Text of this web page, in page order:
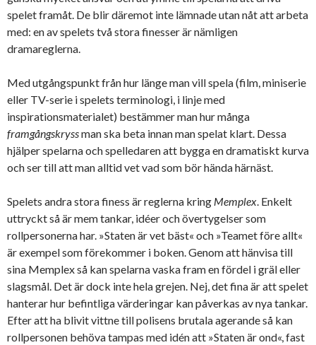
spelet framåt. De blir däremot inte lämnade utan nåt att arbeta
med: en av spelets två stora finesser är nämligen
dramareglerna.
Med utgångspunkt från hur länge man vill spela (film, miniserie
eller TV-serie i spelets terminologi, i linje med
inspirationsmaterialet) bestämmer man hur många
framgångskryssman ska beta innan man spelat klart. Dessa
hjälper spelarna och spelledaren att bygga en dramatiskt kurva
och ser till att man alltid vet vad som bör hända härnäst.
Spelets andra stora finess är reglerna kring Memplex. Enkelt
uttryckt så är mem tankar, idéer och övertygelser som
rollpersonerna har. »Staten är vet bäst« och »Teamet före allt«
är exempel som förekommer i boken. Genom att hänvisa till
sina Memplex så kan spelarna vaska fram en fördel i gräl eller
slagsmål. Det är dock inte hela grejen. Nej, det fina är att spelet
hanterar hur befintliga värderingar kan påverkas av nya tankar.
Efter att ha blivit vittne till polisens brutala agerande så kan
rollpersonen behöva tampas med idén att »Staten är ond«, fast